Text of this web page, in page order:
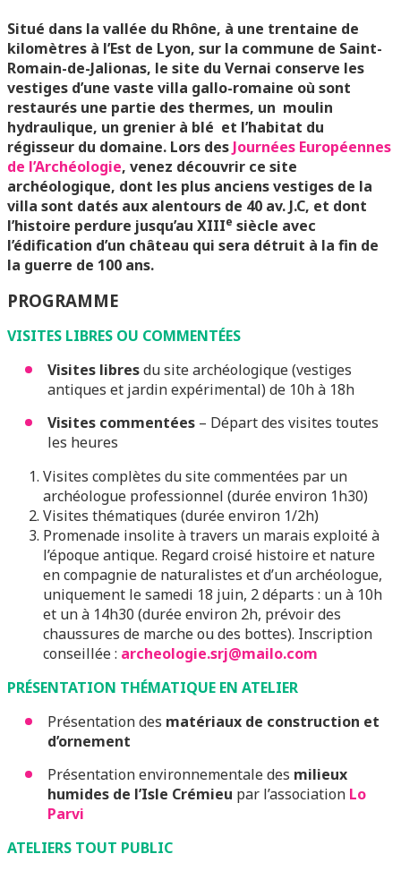
Situé dans la vallée du Rhône, à une trentaine de
kilomètres à l’Est de Lyon, sur la commune de Saint-
Romain-de-Jalionas, le site du Vernai conserve les
vestiges d’une vaste villa gallo-romaine où sont
restaurés une partie des thermes, un moulin
hydraulique, un grenier à blé et l’habitat du
régisseur du domaine. Lors des Journées Européennes
de l’Archéologie, venez découvrir ce site
archéologique, dont les plus anciens vestiges de la
villa sont datés aux alentours de 40 av. J.C, et dont
l’histoire perdure jusqu’au XIIIe siècle avec
l’édification d’un château qui sera détruit à la fin de
la guerre de 100 ans.
PROGRAMME
VISITES LIBRES OU COMMENTÉES
Visites libresdu site archéologique (vestiges
antiques et jardin expérimental) de 10h à 18h
Visites commentées – Départ des visites toutes
les heures
Visites complètes du site commentées par un
archéologue professionnel (durée environ 1h30)
Visites thématiques (durée environ 1/2h)
Promenade insolite à travers un marais exploité à
l’époque antique. Regard croisé histoire et nature
en compagnie de naturalistes et d’un archéologue,
uniquement le samedi 18 juin, 2 départs : un à 10h
et un à 14h30 (durée environ 2h, prévoir des
chaussures de marche ou des bottes). Inscription
conseillée : archeologie.srj@mailo.com
PRÉSENTATION THÉMATIQUE EN ATELIER
Présentation des matériaux de construction et
d’ornement
Présentation environnementale des milieux
humides de l’Isle Crémieu par l’association Lo
Parvi
ATELIERS TOUT PUBLIC